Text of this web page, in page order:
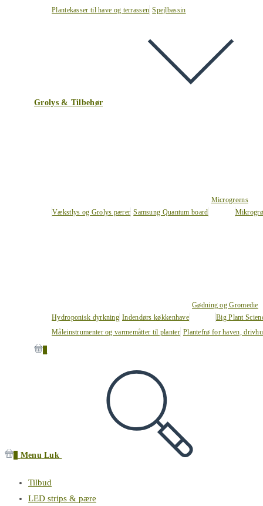
Plantekasser til have og terrassen Spejlbassin
Grolys & Tilbehør
Vækstlys og Grolys pærer Samsung Quantum board
Microgreens
Hydroponisk dyrkning Indendørs køkkenhave
Gødning og Gromedie
Big Plant
Måleinstrumenter og varmemåtter til planter Plantefrø for haven,
Menu Luk
Tilbud
LED strips & pære